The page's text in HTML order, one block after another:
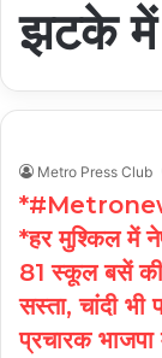
झटके में
Metro Press Club
*हर मुश्किल में
81 स्कूल बसें
सस्ता, चांदी
प्रचारक